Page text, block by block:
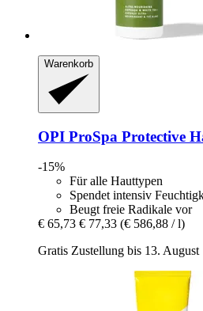
Warenkorb
OPI ProSpa Protective
-15%
Für alle Hauttypen
Spendet intensiv
Beugt freie Radikale vor
€ 65,73 € 77,33 (€ 586,88 / l)
Gratis Zustellung bis 13. August